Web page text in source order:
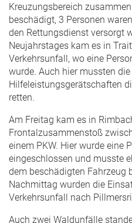
Kreuzungsbereich
beschädigt, 3 Personen
den Rettungsdienst versorgt
Neujahrstages kam es in
Verkehrsunfall, wo eine
wurde. Auch hier mussten
Hilfeleistungsgerätschaften
retten.
Am Freitag kam es in
Frontalzusammenstoß
einem PKW. Hier wurde eine
eingeschlossen und musste
dem beschädigten Fahrzeug
Nachmittag wurden die
Verkehrsunfall nach
Auch zwei Waldunfälle